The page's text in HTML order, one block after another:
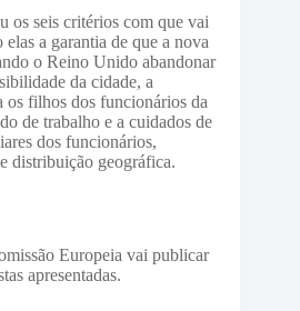
os seis critérios com que vai
elas a garantia de que a nova
o Reino Unido abandonar
da cidade, a
os filhos dos funcionários da
de trabalho e a cuidados de
dos funcionários,
distribuição geográfica.
Europeia vai publicar
apresentadas.